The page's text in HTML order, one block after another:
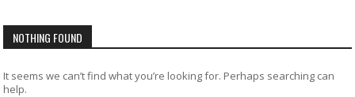
NOTHING FOUND
It seems we can’t find what you’re looking for. Perhaps searching can
help.